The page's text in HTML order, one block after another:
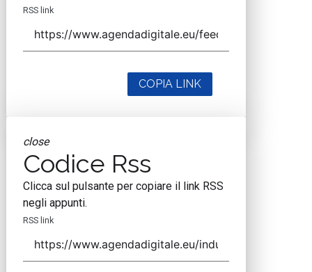
RSS link
COPIA LINK
close
Codice Rss
Clicca sul pulsante per copiare il link RSS
negli appunti.
RSS link